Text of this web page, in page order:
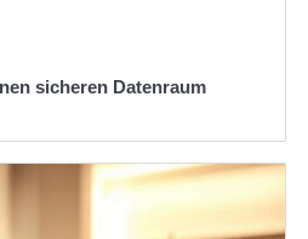
sicheren Datenraum